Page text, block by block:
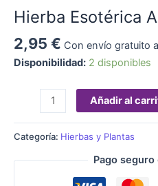
Hierba Esotérica
2,95 € Con envío gratuito
Disponibilidad: 2 disponibles
Añadir al
Categoría: Hierbas y Plantas
Pago